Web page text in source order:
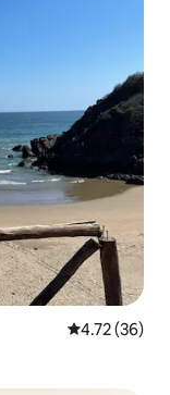
從 36 則評價
4.72 (36)